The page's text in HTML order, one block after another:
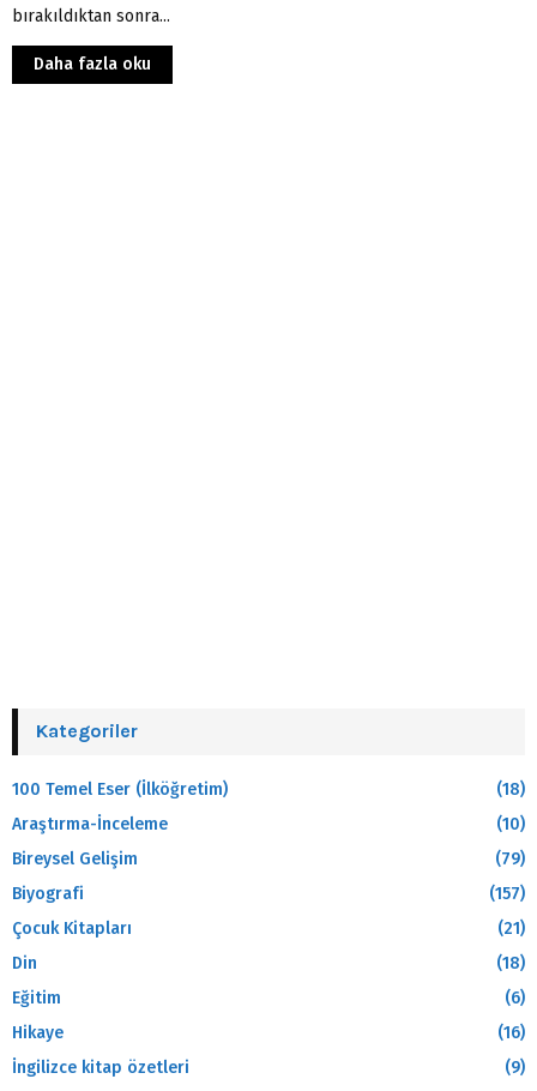
bırakıldıktan sonra...
Daha fazla oku
Kategoriler
100 Temel Eser (İlköğretim)
(18)
Araştırma-İnceleme
(10)
Bireysel Gelişim
(79)
Biyografi
(157)
Çocuk Kitapları
(21)
Din
(18)
Eğitim
(6)
Hikaye
(16)
İngilizce kitap özetleri
(9)